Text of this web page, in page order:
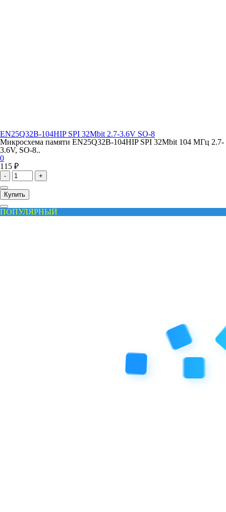
EN25Q32B-104HIP SPI 32Mbit 2.7-3.6V SO-8
Микросхема памяти EN25Q32B-104HIP SPI 32Mbit 104 МГц 2.7-
3.6V, SO-8..
0
115 ₽
- +
Купить
ПОПУЛЯРНЫЙ